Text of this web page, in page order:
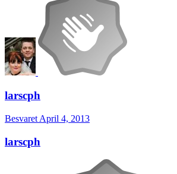
larscph
Besvaret April 4, 2013
larscph